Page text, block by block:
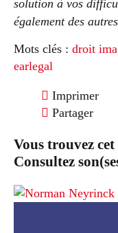
solution à vos
également des
Mots clés : droit
earlegal
Imprimer
Partager
Vous trouvez
Consultez